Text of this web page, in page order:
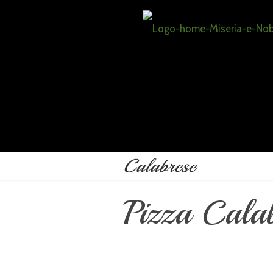
Calabrese
Pizza